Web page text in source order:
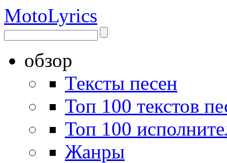
MotoLyrics
обзор
Тексты песен
Топ 100 текстов
Топ 100
Жанры